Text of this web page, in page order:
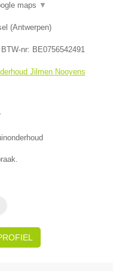
maps ▼
(Antwerpen)
nr: BE0756542491
Jilmen Nooyens